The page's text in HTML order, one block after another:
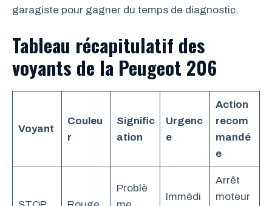
garagiste pour gagner du temps de diagnostic.
Tableau récapitulatif des
voyants de la Peugeot 206
Voyant
Couleu
r
Signific
ation
Urgenc
e
Action
recom
mandé
e
Problè
Immédi
Arrêt
moteur